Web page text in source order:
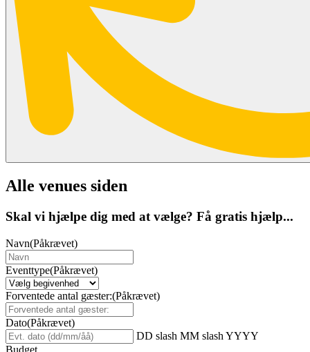
Alle venues siden
Skal vi hjælpe dig med at vælge? Få gratis hjælp...
Navn(Påkrævet)
Eventtype(Påkrævet)
Forventede antal gæster:(Påkrævet)
Dato(Påkrævet)
DD slash MM slash YYYY
Budget